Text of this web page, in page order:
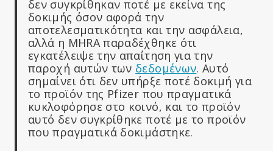
δεν συγκρίθηκαν ποτέ με εκείνα της
δοκιμής όσον αφορά την
αποτελεσματικότητα και την ασφάλεια,
αλλά η MHRA παραδέχθηκε ότι
εγκατέλειψε την απαίτηση για την
παροχή αυτών των δεδομένων. Αυτό
σημαίνει ότι δεν υπήρξε ποτέ δοκιμή για
το προϊόν της Pfizer που πραγματικά
κυκλοφόρησε στο κοινό, και το προϊόν
αυτό δεν συγκρίθηκε ποτέ με το προϊόν
που πραγματικά δοκιμάστηκε.